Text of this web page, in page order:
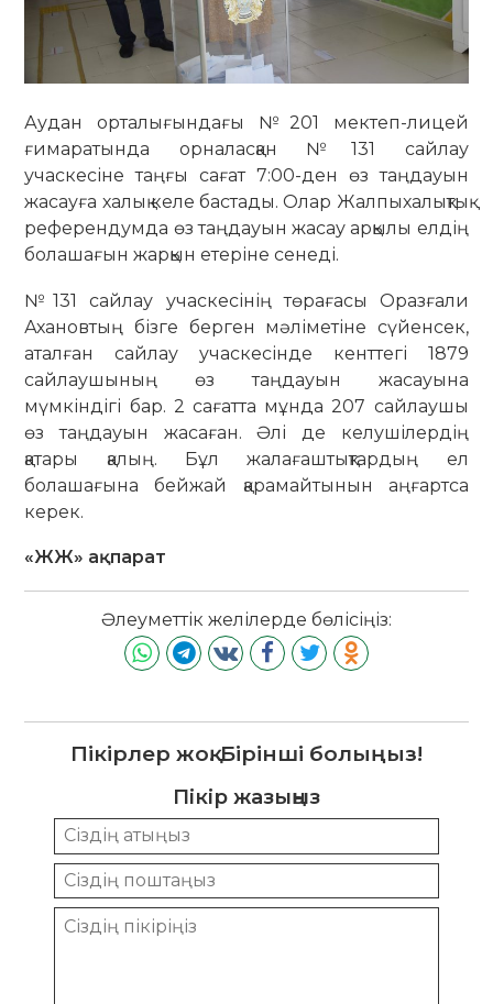
Аудан орталығындағы №201 мектеп-лицей
ғимаратында орналасқан №131 сайлау
учаскесіне таңғы сағат 7:00-ден өз таңдауын
жасауға халық келе бастады. Олар Жалпыхалықтық
референдумда өз таңдауын жасау арқылы елдің
болашағын жарқын етеріне сенеді.
№131 сайлау учаскесінің төрағасы Оразғали
Ахановтың бізге берген мәліметіне сүйенсек,
аталған сайлау учаскесінде кенттегі 1879
сайлаушының өз таңдауын жасауына
мүмкіндігі бар. 2 сағатта мұнда 207 сайлаушы
өз таңдауын жасаған. Әлі де келушілердің
қатары қалың. Бұл жалағаштықтардың ел
болашағына бейжай қарамайтынын аңғартса
керек.
«ЖЖ» ақпарат
Әлеуметтік желілерде бөлісіңіз:
Пікірлер жоқ. Бірінші болыңыз!
Пікір жазыңыз